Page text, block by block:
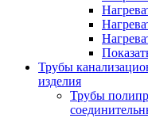
Трубы
изделия
Трубы